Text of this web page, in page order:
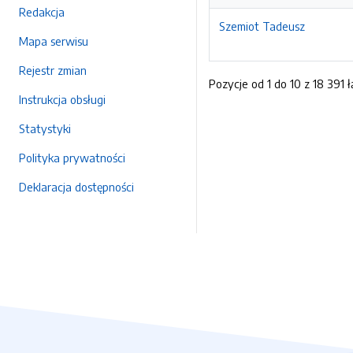
Redakcja
Mapa serwisu
Rejestr zmian
Instrukcja obsługi
Statystyki
Polityka prywatności
Deklaracja dostępności
Szemiot Tadeusz
Pozycje od 1 do 10 z 18 391